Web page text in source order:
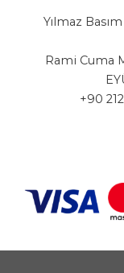
Yılmaz
Rami Cuma
+90